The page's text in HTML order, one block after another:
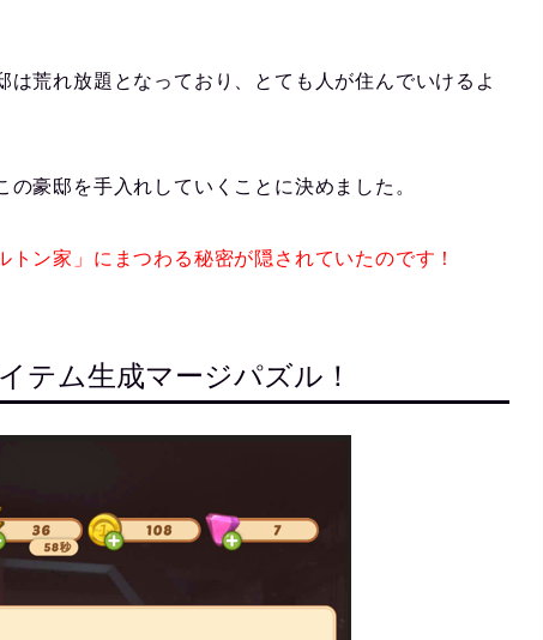
は荒れ放題となっており、とても人が住んでいけるよ
豪邸を手入れしていくことに決めました。
ン家」にまつわる秘密が隠されていたのです！
テム生成マージパズル！